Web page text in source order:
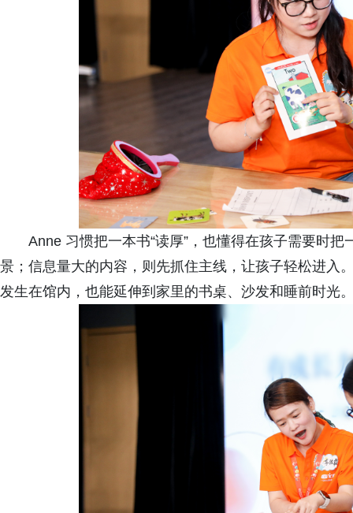
Anne 习惯把一本书“读厚”，也懂得在孩子需要时
景；信息量大的内容，则先抓住主线，让孩子轻松进入
发生在馆内，也能延伸到家里的书桌、沙发和睡前时光